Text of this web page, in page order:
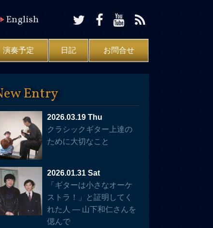
English
演奏予定 日記 お問合せ
Entry
2026.03.19 Thu
クラシックギター上達の
ために大切なこと
2026.01.31 Sat
「ギターは小さなオーケ
ストラ！」と証明してく
れた人 — 山下和仁さんを
偲んで